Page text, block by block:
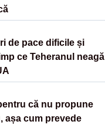
de pace dificile și
ce Teheranul neagă
că nu propune
așa cum prevede